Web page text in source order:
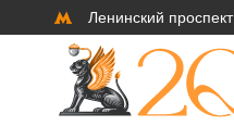
Ленинский проспект